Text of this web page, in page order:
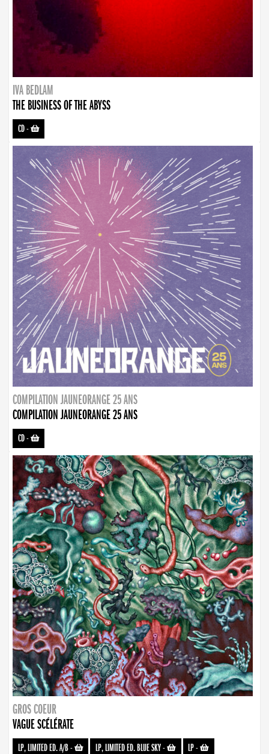
IVA BEDLAM
THE BUSINESS OF THE ABYSS
CD-
COMPILATION JAUNEORANGE 25 ANS
COMPILATION JAUNEORANGE 25 ANS
CD-
GROS COEUR
VAGUE SCÉLÉRATE
LP, LIMITED ED. A/B- LP, LIMITED ED. BLUE SKY- LP-